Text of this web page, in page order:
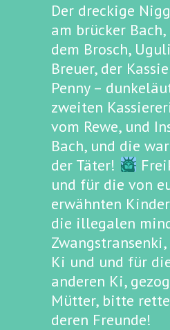
Der dreckige
am brücker
dem Brosch,
Breuer, der
Penny –
zweiten
vom Rewe, und
Bach, und die
der Täter!
und für die von
erwähnten
die illegalen
Ki und und für
anderen Ki,
Mütter, bitte
deren Freunde!